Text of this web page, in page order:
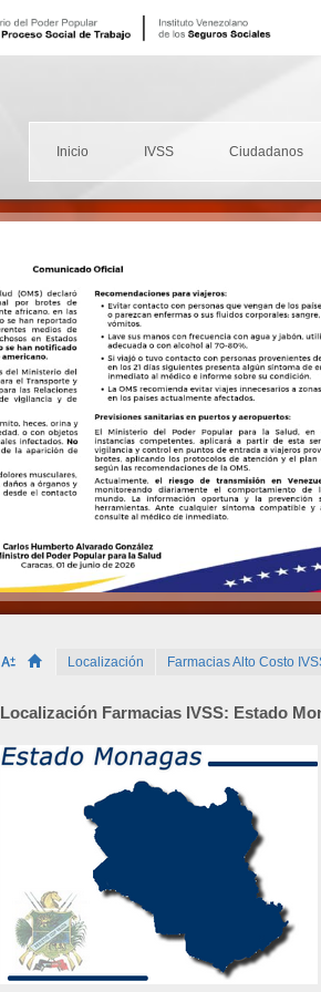
Localización Farmacias Alto Costo
Localización Farmacias IVSS: Estado
Inicio IVSS Ciudadanos